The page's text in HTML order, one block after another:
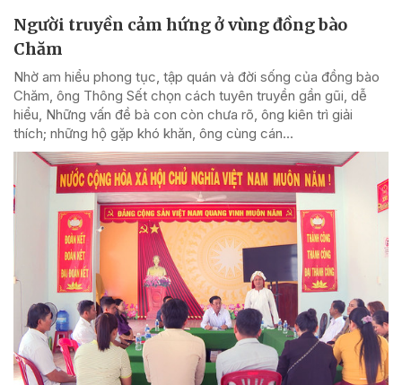
Người truyền cảm hứng ở vùng đồng bào
Chăm
Nhờ am hiểu phong tục, tập quán và đời sống của đồng bào
Chăm, ông Thông Sết chọn cách tuyên truyền gần gũi, dễ
hiểu, Những vấn đề bà con còn chưa rõ, ông kiên trì giải
thích; những hộ gặp khó khăn, ông cùng cán...